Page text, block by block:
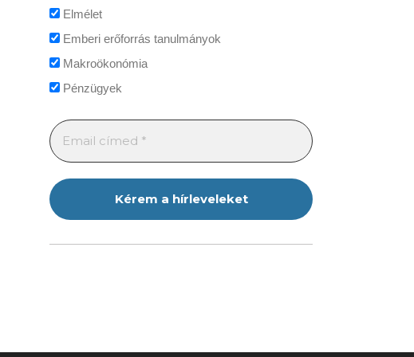
Elmélet
Emberi erőforrás tanulmányok
Makroökonómia
Pénzügyek